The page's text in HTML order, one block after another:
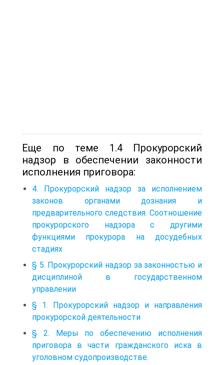
Еще по теме 1.4 Прокурорский
надзор в обеспечении законности
исполнения приговора:
4. Прокурорский надзор за исполнением
законов органами дознания и
предварительного следствия. Соотношение
прокурорского надзора с другими
функциями прокурора на досудебных
стадиях
§ 5. Прокурорский надзор за законностью и
дисциплиной в государственном
управлении
§ 1. Прокурорский надзор и направления
прокурорской деятельности
§ 2. Меры по обеспечению исполнения
приговора в части гражданского иска в
уголовном судопроизводстве.